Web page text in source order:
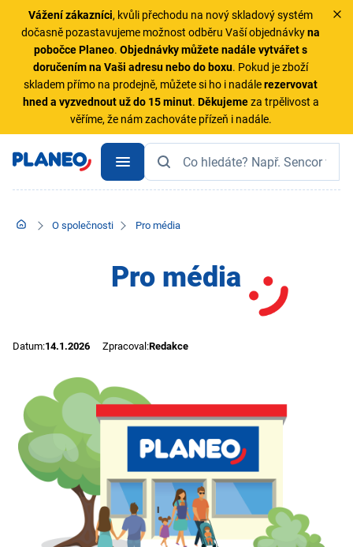
Vážení zákazníci, kvůli přechodu na nový skladový systém
dočasně pozastavujeme možnost odběru Vaší objednávkyna
pobočce Planeo.Objednávky můžete nadále vytvářet s
doručením na Vaši adresu nebo do boxu. Pokud je zboží
skladem přímo na prodejně, můžete si ho i nadálerezervovat
hned a vyzvednout už do 15 minut. Děkujemeza trpělivost a
věříme, že nám zachováte přízeň i nadále.
O společnosti Pro média
Pro média
Datum:14.1.2026 Zpracoval:Redakce